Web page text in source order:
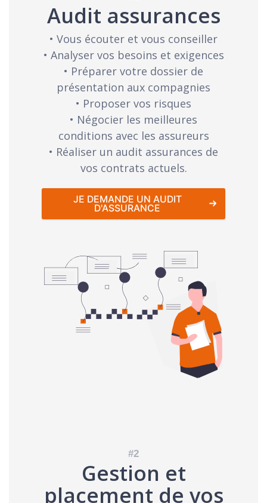
Audit assurances
• Vous écouter et vous conseiller
• Analyser vos besoins et exigences
• Préparer votre dossier de
présentation aux compagnies
• Proposer vos risques
• Négocier les meilleures
conditions avec les assureurs
• Réaliser un audit assurances de
vos contrats actuels.
JE DEMANDE UN AUDIT
D'ASSURANCE
Gestion et
placement de vos